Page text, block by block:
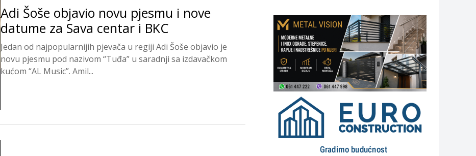
Adi Šoše objavio novu pjesmu i nove
datume za Sava centar i BKC
Jedan od najpopularnijih pjevača u regiji Adi Šoše objavio je
novu pjesmu pod nazivom “Tuđa” u saradnji sa izdavačkom
kućom “AL Music”. Amil...